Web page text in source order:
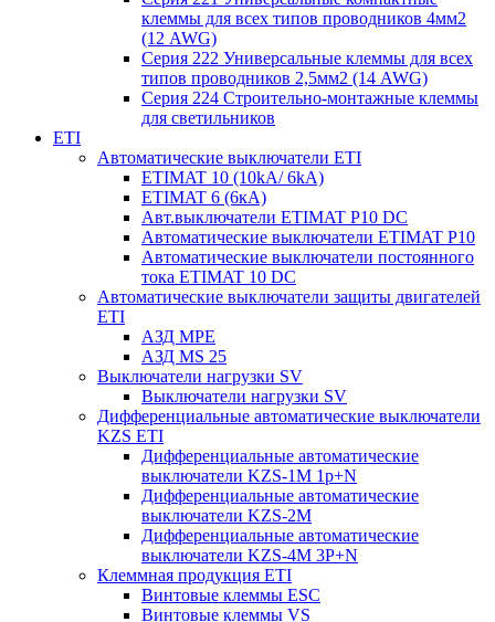
клеммы для всех типов проводников 4мм2
(12 AWG)
Серия 222 Универсальные клеммы для всех
типов проводников 2,5мм2 (14 AWG)
Серия 224 Строительно-монтажные клеммы
для светильников
ETI
Автоматические выключатели ETI
ETIMAT 10 (10kA/ 6kA)
ETIMAT 6 (6кА)
Авт.выключатели ETIMAT P10 DC
Автоматические выключатели ETIMAT P10
Автоматические выключатели постоянного
тока ETIMAT 10 DC
Автоматические выключатели защиты двигателей
ETI
АЗД MPE
АЗД MS 25
Выключатели нагрузки SV
Выключатели нагрузки SV
Дифференциальные автоматические выключатели
KZS ETI
Дифференциальные автоматические
выключатели KZS-1M 1p+N
Дифференциальные автоматические
выключатели KZS-2M
Дифференциальные автоматические
выключатели KZS-4M 3P+N
Клеммная продукция ETI
Винтовые клеммы ESC
Винтовые клеммы VS